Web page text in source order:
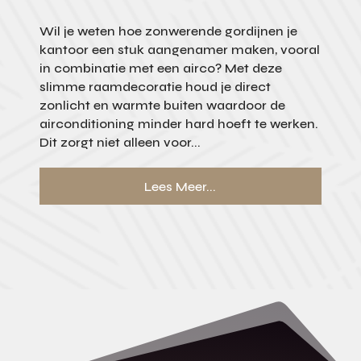
Wil je weten hoe zonwerende gordijnen je
kantoor een stuk aangenamer maken, vooral
in combinatie met een airco? Met deze
slimme raamdecoratie houd je direct
zonlicht en warmte buiten waardoor de
airconditioning minder hard hoeft te werken.
Dit zorgt niet alleen voor...
Lees Meer...